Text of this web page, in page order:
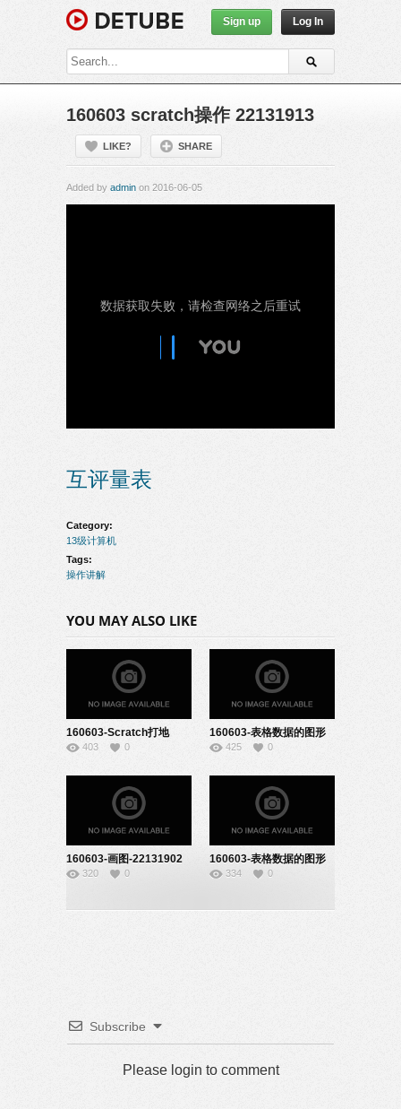
Sign up Log In
160603 scratch操作 22131913
LIKE? SHARE
Added by admin on 2016-06-05
互评量表
Category:
13级计算机
Tags:
操作讲解
YOU MAY ALSO LIKE
160603-Scratch打地
鼠-22131903
403 0
160603-表格数据的图形
化-22131904
425 0
160603-画图-22131902
320 0
160603-表格数据的图形
化-22131905
334 0
Subscribe
Please login to comment